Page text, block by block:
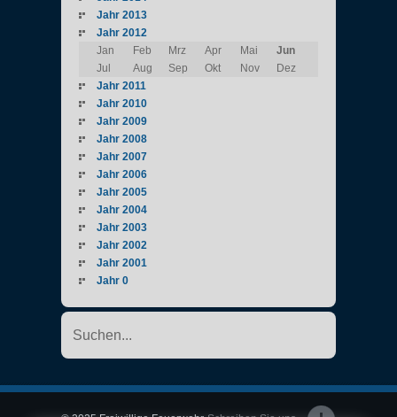
Jahr 2013
Jahr 2012
Jan
Feb Mrz Apr Mai
Jun
Jul
Aug Sep Okt Nov
Dez
Jahr 2011
Jahr 2010
Jahr 2009
Jahr 2008
Jahr 2007
Jahr 2006
Jahr 2005
Jahr 2004
Jahr 2003
Jahr 2002
Jahr 2001
Jahr 0